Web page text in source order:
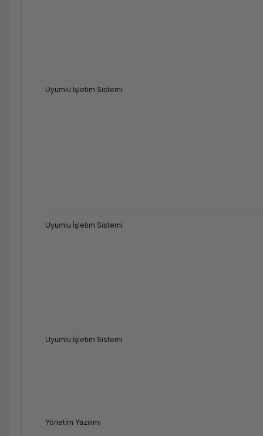
Uyumlu İşletim Sistemi
Uyumlu İşletim Sistemi
Uyumlu İşletim Sistemi
Yönetim Yazılımı